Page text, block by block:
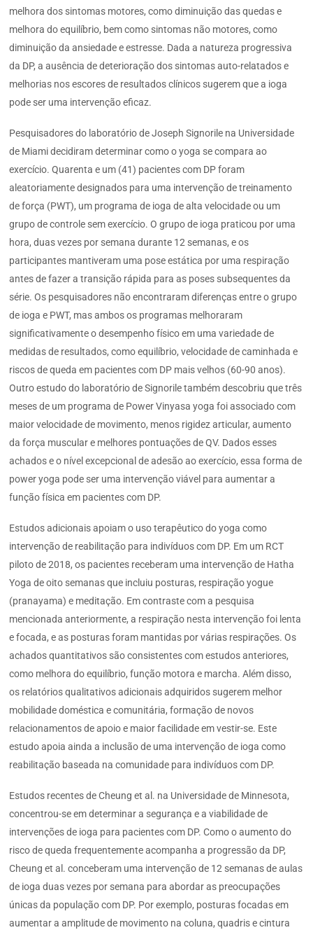
melhora dos sintomas motores, como diminuição das quedas e
melhora do equilíbrio, bem como sintomas não motores, como
diminuição da ansiedade e estresse. Dada a natureza progressiva
da DP, a ausência de deterioração dos sintomas auto-relatados e
melhorias nos escores de resultados clínicos sugerem que a ioga
pode ser uma intervenção eficaz.
Pesquisadores do laboratório de Joseph Signorile na Universidade
de Miami decidiram determinar como o yoga se compara ao
exercício. Quarenta e um (41) pacientes com DP foram
aleatoriamente designados para uma intervenção de treinamento
de força (PWT), um programa de ioga de alta velocidade ou um
grupo de controle sem exercício. O grupo de ioga praticou por uma
hora, duas vezes por semana durante 12 semanas, e os
participantes mantiveram uma pose estática por uma respiração
antes de fazer a transição rápida para as poses subsequentes da
série. Os pesquisadores não encontraram diferenças entre o grupo
de ioga e PWT, mas ambos os programas melhoraram
significativamente o desempenho físico em uma variedade de
medidas de resultados, como equilíbrio, velocidade de caminhada e
riscos de queda em pacientes com DP mais velhos (60-90 anos).
Outro estudo do laboratório de Signorile também descobriu que três
meses de um programa de Power Vinyasa yoga foi associado com
maior velocidade de movimento, menos rigidez articular, aumento
da força muscular e melhores pontuações de QV. Dados esses
achados e o nível excepcional de adesão ao exercício, essa forma de
power yoga pode ser uma intervenção viável para aumentar a
função física em pacientes com DP.
Estudos adicionais apoiam o uso terapêutico do yoga como
intervenção de reabilitação para indivíduos com DP. Em um RCT
piloto de 2018, os pacientes receberam uma intervenção de Hatha
Yoga de oito semanas que incluiu posturas, respiração yogue
(pranayama) e meditação. Em contraste com a pesquisa
mencionada anteriormente, a respiração nesta intervenção foi lenta
e focada, e as posturas foram mantidas por várias respirações. Os
achados quantitativos são consistentes com estudos anteriores,
como melhora do equilíbrio, função motora e marcha. Além disso,
os relatórios qualitativos adicionais adquiridos sugerem melhor
mobilidade doméstica e comunitária, formação de novos
relacionamentos de apoio e maior facilidade em vestir-se. Este
estudo apoia ainda a inclusão de uma intervenção de ioga como
reabilitação baseada na comunidade para indivíduos com DP.
Estudos recentes de Cheung et al. na Universidade de Minnesota,
concentrou-se em determinar a segurança e a viabilidade de
intervenções de ioga para pacientes com DP. Como o aumento do
risco de queda frequentemente acompanha a progressão da DP,
Cheung et al. conceberam uma intervenção de 12 semanas de aulas
de ioga duas vezes por semana para abordar as preocupações
únicas da população com DP. Por exemplo, posturas focadas em
aumentar a amplitude de movimento na coluna, quadris e cintura